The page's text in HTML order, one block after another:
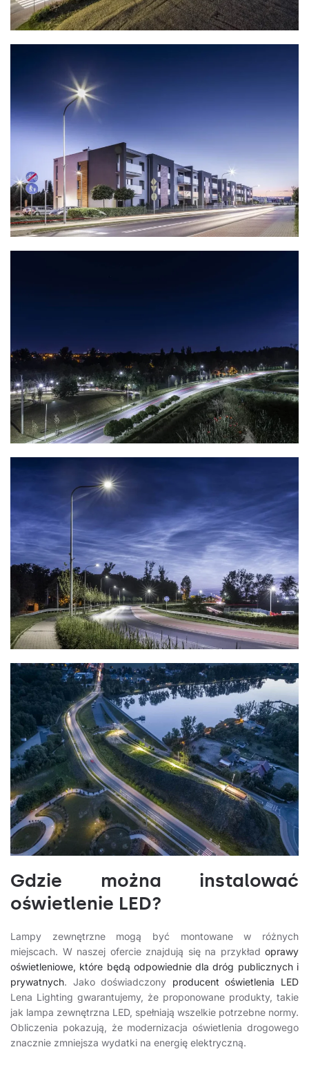
Gdzie można instalować
oświetlenie LED?
Lampy zewnętrzne mogą być montowane w różnych
miejscach. W naszej ofercie znajdują się na przykład oprawy
oświetleniowe, które będą odpowiednie dla dróg publicznych i
prywatnych. Jako doświadczony producent oświetlenia LED
Lena Lighting gwarantujemy, że proponowane produkty, takie
jak lampa zewnętrzna LED, spełniają wszelkie potrzebne normy.
Obliczenia pokazują, że modernizacja oświetlenia drogowego
znacznie zmniejsza wydatki na energię elektryczną.